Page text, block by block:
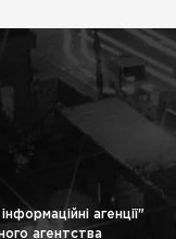
агенції"
агентства